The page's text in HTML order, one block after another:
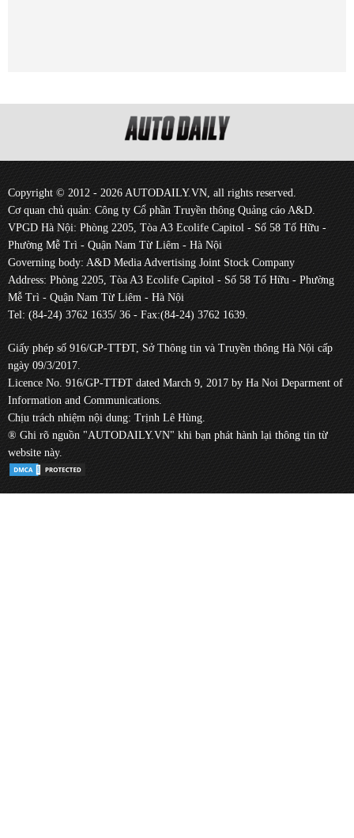
Copyright © 2012 - 2026 AUTODAILY.VN, all rights reserved.
Cơ quan chủ quản: Công ty Cổ phần Truyền thông Quảng cáo A&D.
VPGD Hà Nội: Phòng 2205, Tòa A3 Ecolife Capitol - Số 58 Tố Hữu -
Phường Mễ Trì - Quận Nam Từ Liêm - Hà Nội
Governing body: A&D Media Advertising Joint Stock Company
Address: Phòng 2205, Tòa A3 Ecolife Capitol - Số 58 Tố Hữu - Phường
Mễ Trì - Quận Nam Từ Liêm - Hà Nội
Tel: (84-24) 3762 1635/ 36 - Fax:(84-24) 3762 1639.
Giấy phép số 916/GP-TTĐT, Sở Thông tin và Truyền thông Hà Nội cấp
ngày 09/3/2017.
Licence No. 916/GP-TTĐT dated March 9, 2017 by Ha Noi Deparment of
Information and Communications.
Chịu trách nhiệm nội dung: Trịnh Lê Hùng.
® Ghi rõ nguồn "AUTODAILY.VN" khi bạn phát hành lại thông tin từ
website này.